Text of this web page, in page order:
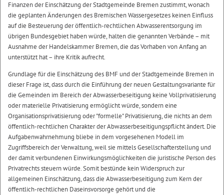
Finanzen der Einschätzung der Stadtgemeinde Bremen zustimmt, wonach
die geplanten Änderungen des Bremischen Wassergesetzes keinen Einfluss
auf die Besteuerung der öffentlich-rechtlichen Abwasserentsorgung im
übrigen Bundesgebiet haben würde, halten die genannten Verbände – mit
Ausnahme der Handelskammer Bremen, die das Vorhaben von Anfang an
unterstützt hat – ihre Kritik aufrecht.
Grundlage für die Einschätzung des BMF und der Stadtgemeinde Bremen in
dieser Frage ist, dass durch die Einführung der neuen Gestaltungsvariante für
die Gemeinden im Bereich der Abwasserbeseitigung keine Vollprivatisierung
oder materielle Privatisierung ermöglicht würde, sondern eine
Organisationsprivatisierung oder "formelle" Privatisierung, die nichts an dem
öffentlich-rechtlichen Charakter der Abwasserbeseitigungspflicht ändert. Die
Aufgabenwahrnehmung bliebe in dem vorgesehenen Modell im
Zugriffsbereich der Verwaltung, weil sie mittels Gesellschafterstellung und
der damit verbundenen Einwirkungsmöglichkeiten die juristische Person des
Privatrechts steuern würde. Somit bestünde kein Widerspruch zur
allgemeinen Einschätzung, dass die Abwasserbeseitigung zum Kern der
öffentlich-rechtlichen Daseinsvorsorge gehört und die